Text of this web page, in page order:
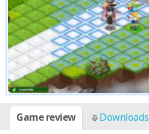
Game review Downloads